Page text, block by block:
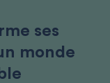
ses
monde